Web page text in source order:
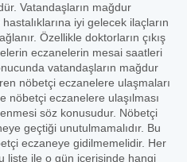
Vatandaşların mağdur
iyi gelecek ilaçların
Özellikle doktorların çıkış
eczanelerin mesai saatleri
vatandaşların mağdur
nöbetçi eczanelere ulaşmaları
nöbetçi eczanelere ulaşılması
söz konusudur. Nöbetçi
geçtiği unutulmamalıdır. Bu
eczaneye gidilmemelidir. Her
liste ile o gün içerisinde hangi